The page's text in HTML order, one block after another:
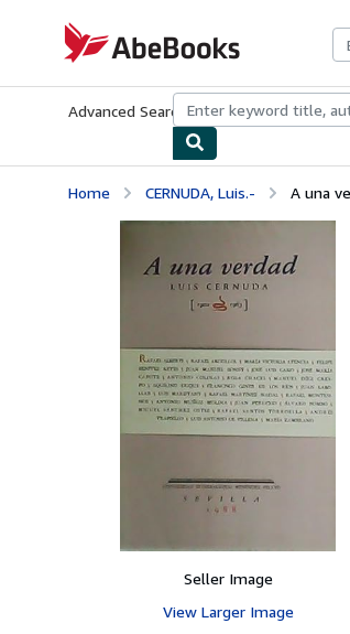
AbeBooks.com
Advanced Search Browse Collections
Home CERNUDA, Luis.- A una
Seller Image
View Larger Image